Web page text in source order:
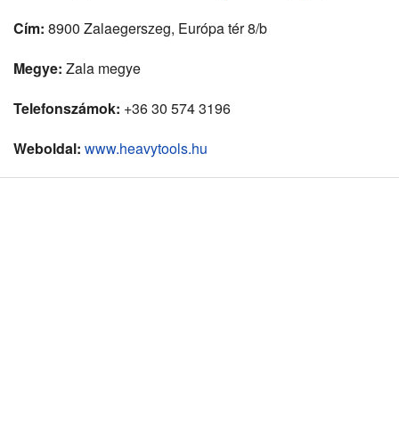
Cím: 8900 Zalaegerszeg, Európa tér 8/b
Megye: Zala megye
Telefonszámok: +36 30 574 3196
Weboldal: www.heavytools.hu